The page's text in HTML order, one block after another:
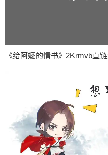
《给阿嬷的情书》2Krmvb直